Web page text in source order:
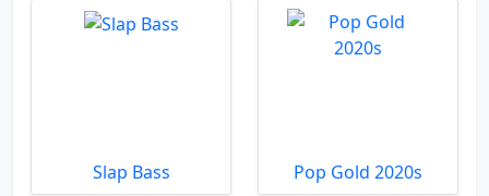
Slap Bass Pop Gold 2020s